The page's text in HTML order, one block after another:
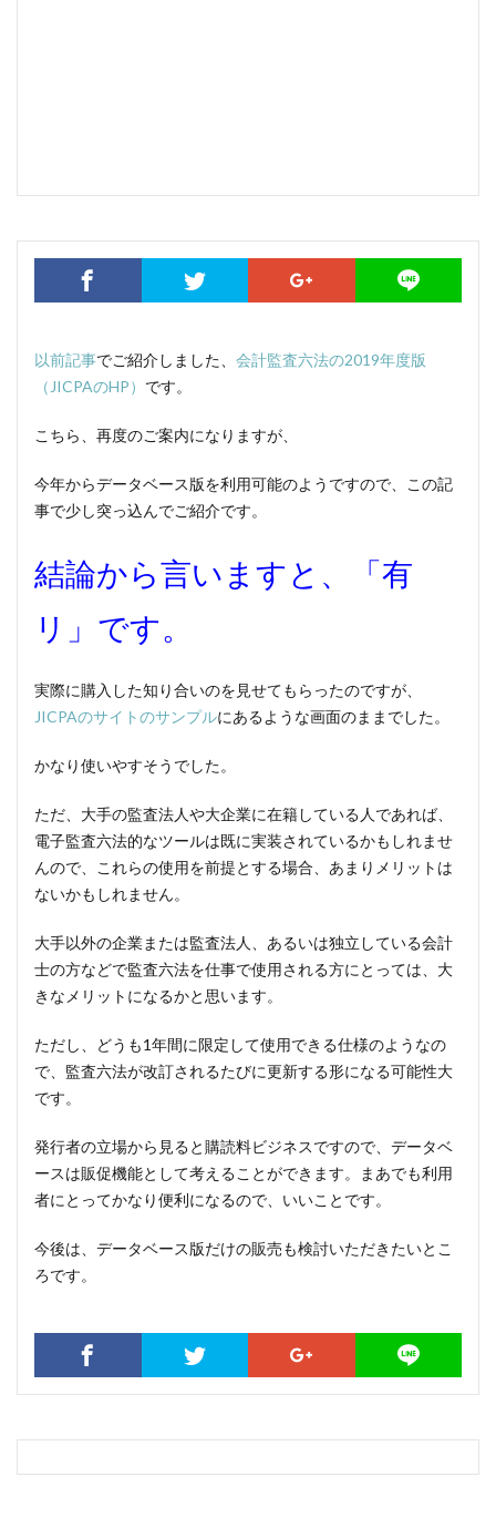
以前記事でご紹介しました、 会計監査六法の2019年度版
（JICPAのHP） です。
こちら、再度のご案内になりますが、
今年からデータベース版を利用可能のようですので、この記
事で少し突っ込んでご紹介です。
結論から言いますと、「有
リ」です。
実際に購入した知り合いのを見せてもらったのですが、
JICPAのサイトのサンプルにあるような画面のままでした。
かなり使いやすそうでした。
ただ、大手の監査法人や大企業に在籍している人であれば、
電子監査六法的なツールは既に実装されているかもしれませ
んので、これらの使用を前提とする場合、あまりメリットは
ないかもしれません。
大手以外の企業または監査法人、あるいは独立している会計
士の方などで監査六法を仕事で使用される方にとっては、大
きなメリットになるかと思います。
ただし、どうも1年間に限定して使用できる仕様のようなの
で、監査六法が改訂されるたびに更新する形になる可能性大
です。
発行者の立場から見ると購読料ビジネスですので、データベ
ースは販促機能として考えることができます。まあでも利用
者にとってかなり便利になるので、いいことです。
今後は、データベース版だけの販売も検討いただきたいとこ
ろです。